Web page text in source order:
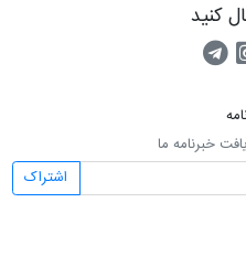
کنید
آپارات
کانال تلگرام
خبرنامه ما
اشتراک